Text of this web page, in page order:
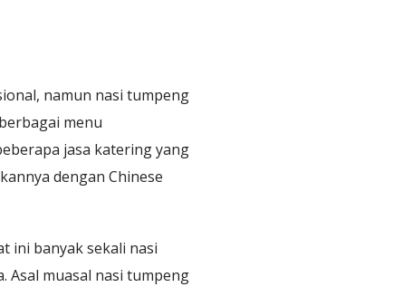
namun nasi tumpeng
menu
jasa katering yang
dengan Chinese
ini banyak sekali nasi
Asal muasal nasi tumpeng